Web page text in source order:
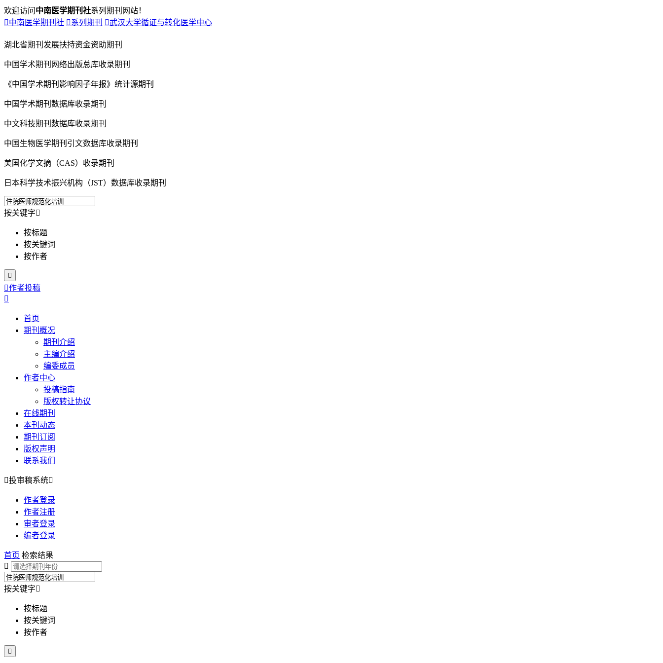
欢迎访问 中南医学期刊社系列期刊网站！
中南医学期刊社 系列期刊 武汉大学循证与转化医学中心
湖北省期刊发展扶持资金资助期刊
中国学术期刊网络出版总库收录期刊
《中国学术期刊影响因子年报》统计源期刊
中国学术期刊数据库收录期刊
中文科技期刊数据库收录期刊
中国生物医学期刊引文数据库收录期刊
美国化学文摘（CAS）收录期刊
日本科学技术振兴机构（JST）数据库收录期刊
按关键字
按标题
按关键词
按作者

作者投稿

首页
期刊概况
期刊介绍
主编介绍
编委成员
作者中心
投稿指南
版权转让协议
在线期刊
本刊动态
期刊订阅
版权声明
联系我们
投审稿系统
作者登录
作者注册
审者登录
编者登录
首页 检索结果

按关键字
按标题
按关键词
按作者
